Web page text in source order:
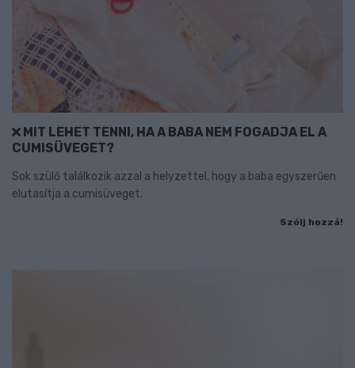
MIT LEHET TENNI, HA A BABA NEM FOGADJA EL A
CUMISÜVEGET?
Sok szülő találkozik azzal a helyzettel, hogy a baba egyszerűen
elutasítja a cumisüveget.
Szólj hozzá!